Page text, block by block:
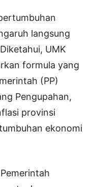
langsung
UMK
formula yang
(PP)
Pengupahan,
provinsi
ekonomi